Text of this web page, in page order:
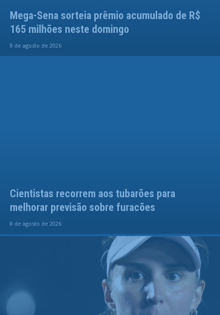
Mega-Sena sorteia prêmio acumulado de R$
165 milhões neste domingo
8 de agosto de 2026
Cientistas recorrem aos tubarões para
melhorar previsão sobre furacões
8 de agosto de 2026